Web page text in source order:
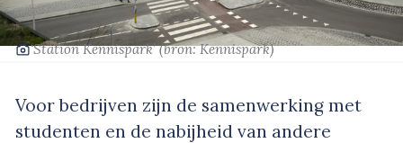
‘Station Kennispark’(bron: Kennispark)
Voor bedrijven zijn de samenwerking met
studenten en de nabijheid van andere